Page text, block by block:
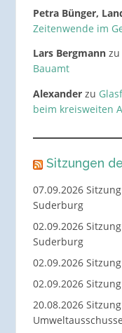
Petra Bünger,
Zeitenwende im
Lars Bergmannzu
Bauamt
Alexanderzu
beim kreisweiten
Sitzungen
07.09.2026
Suderburg
02.09.2026
Suderburg
02.09.2026
02.09.2026
20.08.2026